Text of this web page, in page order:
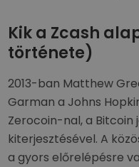
Kik a Zcash
története)
2013-ban Matthew
Garman a Johns
Zerocoin-nal, a
kiterjesztésével. A
a gyors előrelépésre